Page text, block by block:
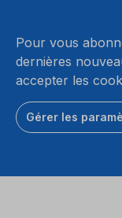
Pour vous
dernières
accepter les
Gérer les